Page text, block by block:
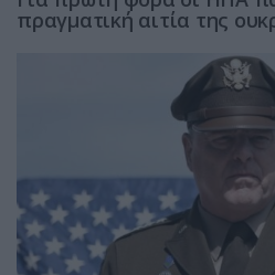
πραγματική αιτία της